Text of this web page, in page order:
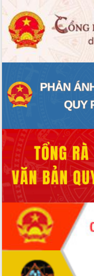
cho trạm y tế cấp xã
Du lịch Đắk Lắk nâng tầm trải
du khách thông qua Hệ thống cơ
liệu và Bản đồ số
Tập huấn ứng dụng trí tuệ nhân
Đoàn đại biểu Quốc hội tỉnh Đắk
trao đổi thông tin trước Kỳ họp
nhất, Quốc hội khóa XVI
Nâng cao hiệu lực, hiệu quả
tỉnh thông qua hiện đại hóa hành
Xã Ea Phê gắn cải cách hành
chuyển đổi số
Phó Chủ tịch Thường trực UBND
Hồ Thị Nguyên Thảo làm việc tại
tâm Phục vụ hành chính công xã
Phê
Xây dựng nền hành chính số đồng
hành cùng nông dân dân, doanh
Giai đoạn 2026-2030, Đắk Lắk phấn
đấu có 77% xã đạt chuẩn nông thôn